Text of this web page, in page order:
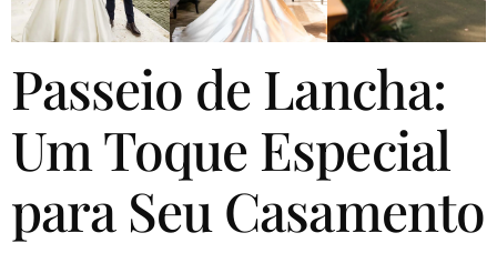
Passeio de Lancha:
Um Toque Especial
para Seu Casamento